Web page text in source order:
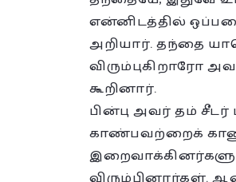
என்னிடத்தில்
அறியார். தந்தை
விரும்புகிறாரோ
கூறினார்.
பின்பு அவர் தம்
காண்பவற்றைக்